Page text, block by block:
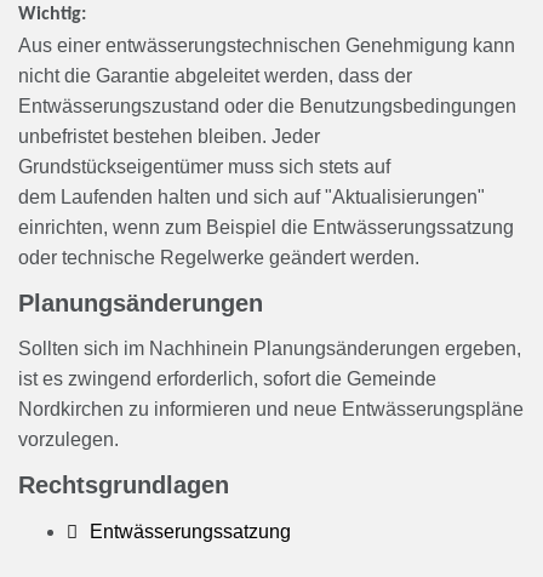
Wichtig:
Aus einer entwässerungstechnischen Genehmigung kann
nicht die Garantie abgeleitet werden, dass der
Entwässerungszustand oder die Benutzungsbedingungen
unbefristet bestehen bleiben. Jeder
Grundstückseigentümer muss sich stets auf
dem Laufenden halten und sich auf "Aktualisierungen"
einrichten, wenn zum Beispiel die Entwässerungssatzung
oder technische Regelwerke geändert werden.
Planungsänderungen
Sollten sich im Nachhinein Planungsänderungen ergeben,
ist es zwingend erforderlich, sofort die Gemeinde
Nordkirchen zu informieren und neue Entwässerungspläne
vorzulegen.
Rechtsgrundlagen
Entwässerungssatzung